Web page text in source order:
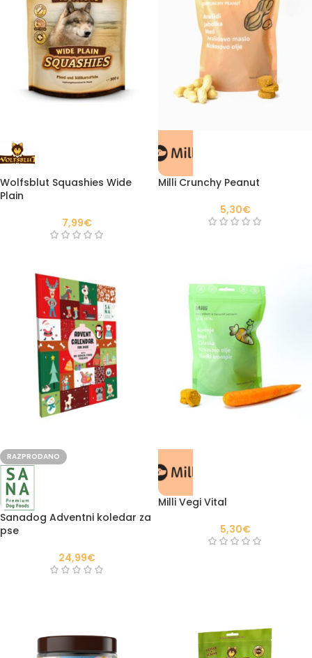
Wolfsblut Squashies Wide
Plain
7,99€
Milli Crunchy Peanut
5,30€
RAZPRODANO
Sanadog Adventni koledar za
pse
24,99€
Milli Vegi Vital
5,30€